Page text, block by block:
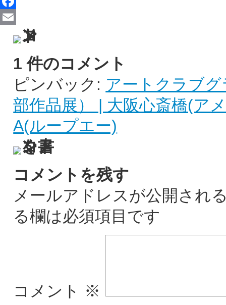
Facebook
1 件のコメント
ピンバック: アートクラブ
部作品展） | 大阪心斎橋(ア
A(ループエー)
コメントを残す
メールアドレスが公開され
る欄は必須項目です
コメント ※